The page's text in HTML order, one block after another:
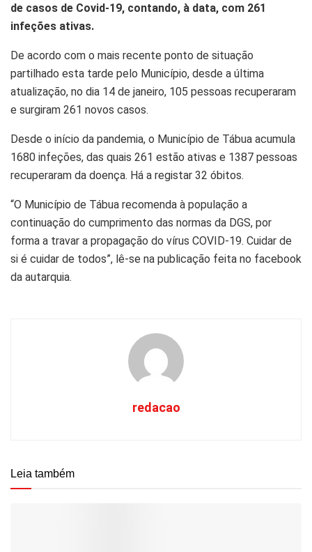
de casos de Covid-19, contando, à data, com 261
infeções ativas.
De acordo com o mais recente ponto de situação
partilhado esta tarde pelo Município, desde a última
atualização, no dia 14 de janeiro, 105 pessoas recuperaram
e surgiram 261 novos casos.
Desde o início da pandemia, o Município de Tábua acumula
1680 infeções, das quais 261 estão ativas e 1387 pessoas
recuperaram da doença. Há a registar 32 óbitos.
“O Município de Tábua recomenda à população a
continuação do cumprimento das normas da DGS, por
forma a travar a propagação do vírus COVID-19. Cuidar de
si é cuidar de todos”, lê-se na publicação feita no facebook
da autarquia.
redacao
Leia também